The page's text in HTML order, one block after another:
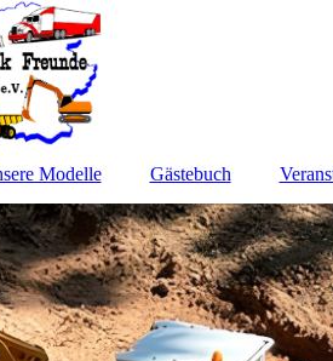
Modelle Gästebuch